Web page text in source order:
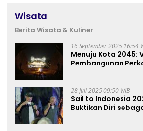
Wisata
Berita Wisata & Kuliner
16 September 2025 16:54
Menuju Kota 2045:
Pembangunan
28 Juli 2025 09:50 WIB
Sail to Indonesia
Buktikan Diri